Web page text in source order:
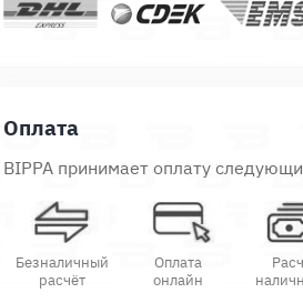
Оплата
BIPPA принимает оплату
Безналичный
расчёт
Оплата
онлайн